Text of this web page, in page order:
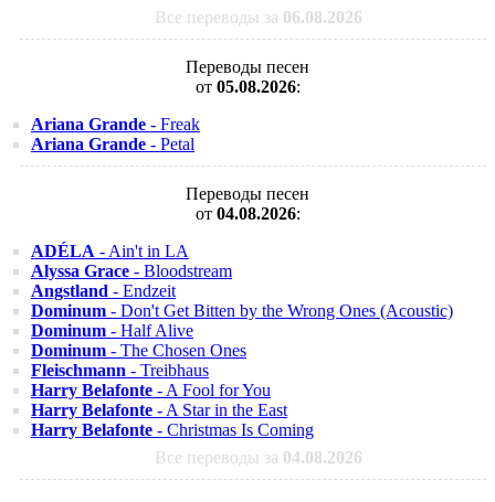
Все переводы за 06.08.2026
Переводы песен
от 05.08.2026:
Ariana Grande - Freak
Ariana Grande - Petal
Переводы песен
от 04.08.2026:
ADÉLA - Ain't in LA
Alyssa Grace - Bloodstream
Angstland - Endzeit
Dominum - Don't Get Bitten by the Wrong Ones (Acoustic)
Dominum - Half Alive
Dominum - The Chosen Ones
Fleischmann - Treibhaus
Harry Belafonte - A Fool for You
Harry Belafonte - A Star in the East
Harry Belafonte - Christmas Is Coming
Все переводы за 04.08.2026